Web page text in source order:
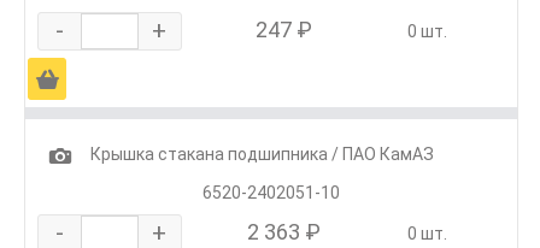
- + 247 ₽ 0 шт.
Ä
1
Крышка стакана подшипника / ПАО КамАЗ
6520-2402051-10
- + 2 363 ₽ 0 шт.